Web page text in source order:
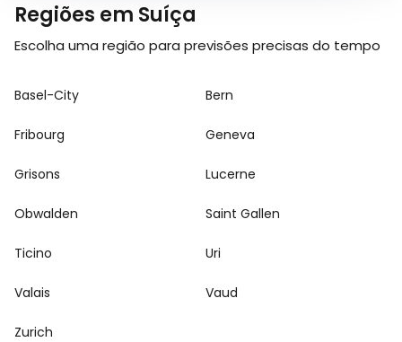
Regiões em Suíça
Escolha uma região para previsões precisas do tempo
Basel-City Bern
Fribourg Geneva
Grisons Lucerne
Obwalden Saint Gallen
Ticino Uri
Valais Vaud
Zurich